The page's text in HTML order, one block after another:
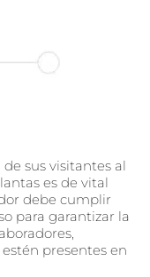
sus visitantes al
es de vital
debe cumplir
para garantizar la
presentes en